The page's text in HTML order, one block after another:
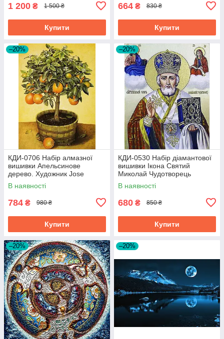
1 200 ₴ 1 500 ₴
Купити
664 ₴ 830 ₴
Купити
–20%
КДИ-0706 Набір алмазної
вишивки Апельсинове
дерево. Художник Jоse
Escofet
В наявності
784 ₴ 980 ₴
Купити
–20%
КДИ-0530 Набір діамантової
вишивки Ікона Святий
Миколай Чудотворець
В наявності
680 ₴ 850 ₴
Купити
–20% –20%